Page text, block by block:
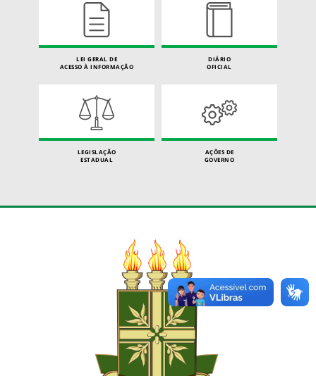
LEI GERAL DE
ACESSO À INFORMAÇÃO
DIÁRIO
OFICIAL
LEGISLAÇÃO
ESTADUAL
AÇÕES DE
GOVERNO